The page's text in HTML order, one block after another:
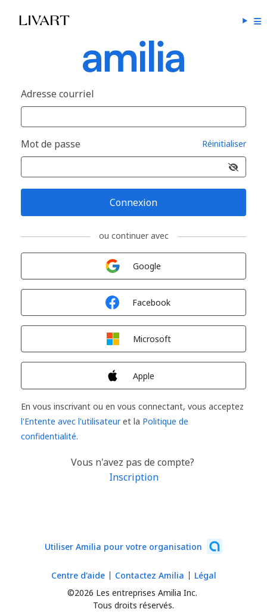
Adresse courriel
Mot de passe Réinitialiser
Connexion
ou continuer avec
Google
Facebook
Microsoft
Apple
En vous inscrivant ou en vous connectant, vous acceptez
l'Entente avec l'utilisateuret la Politique de
confidentialité.
Vous n'avez pas de compte?
Inscription
Utiliser Amilia pour votre organisation
©2026 Les entreprises Amilia Inc.
Tous droits réservés.
Centre d'aide Contactez Amilia Légal